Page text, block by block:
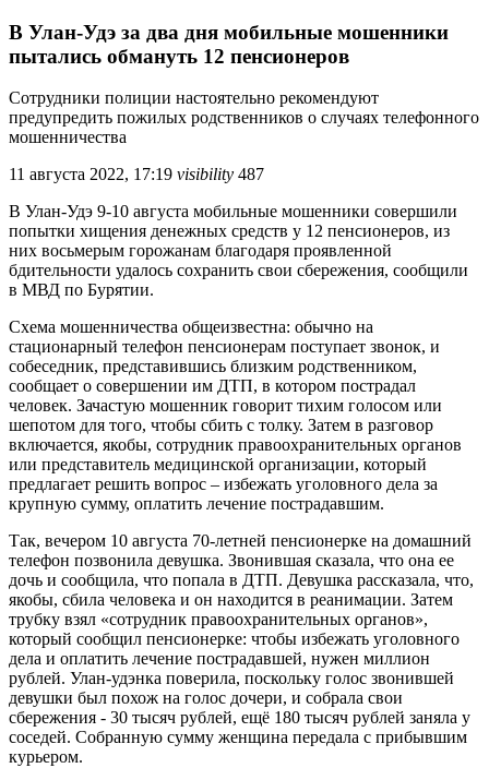
В Улан-Удэ за два дня мобильные мошенники
пытались обмануть 12 пенсионеров
Сотрудники полиции настоятельно рекомендуют
предупредить пожилых родственников о случаях телефонного
мошенничества
11 августа 2022, 17:19 visibility 487
В Улан-Удэ 9-10 августа мобильные мошенники совершили
попытки хищения денежных средств у 12 пенсионеров, из
них восьмерым горожанам благодаря проявленной
бдительности удалось сохранить свои сбережения, сообщили
в МВД по Бурятии.
Схема мошенничества общеизвестна: обычно на
стационарный телефон пенсионерам поступает звонок, и
собеседник, представившись близким родственником,
сообщает о совершении им ДТП, в котором пострадал
человек. Зачастую мошенник говорит тихим голосом или
шепотом для того, чтобы сбить с толку. Затем в разговор
включается, якобы, сотрудник правоохранительных органов
или представитель медицинской организации, который
предлагает решить вопрос – избежать уголовного дела за
крупную сумму, оплатить лечение пострадавшим.
Так, вечером 10 августа 70-летней пенсионерке на домашний
телефон позвонила девушка. Звонившая сказала, что она ее
дочь и сообщила, что попала в ДТП. Девушка рассказала, что,
якобы, сбила человека и он находится в реанимации. Затем
трубку взял «сотрудник правоохранительных органов»,
который сообщил пенсионерке: чтобы избежать уголовного
дела и оплатить лечение пострадавшей, нужен миллион
рублей. Улан-удэнка поверила, поскольку голос звонившей
девушки был похож на голос дочери, и собрала свои
сбережения - 30 тысяч рублей, ещё 180 тысяч рублей заняла у
соседей. Собранную сумму женщина передала с прибывшим
курьером.